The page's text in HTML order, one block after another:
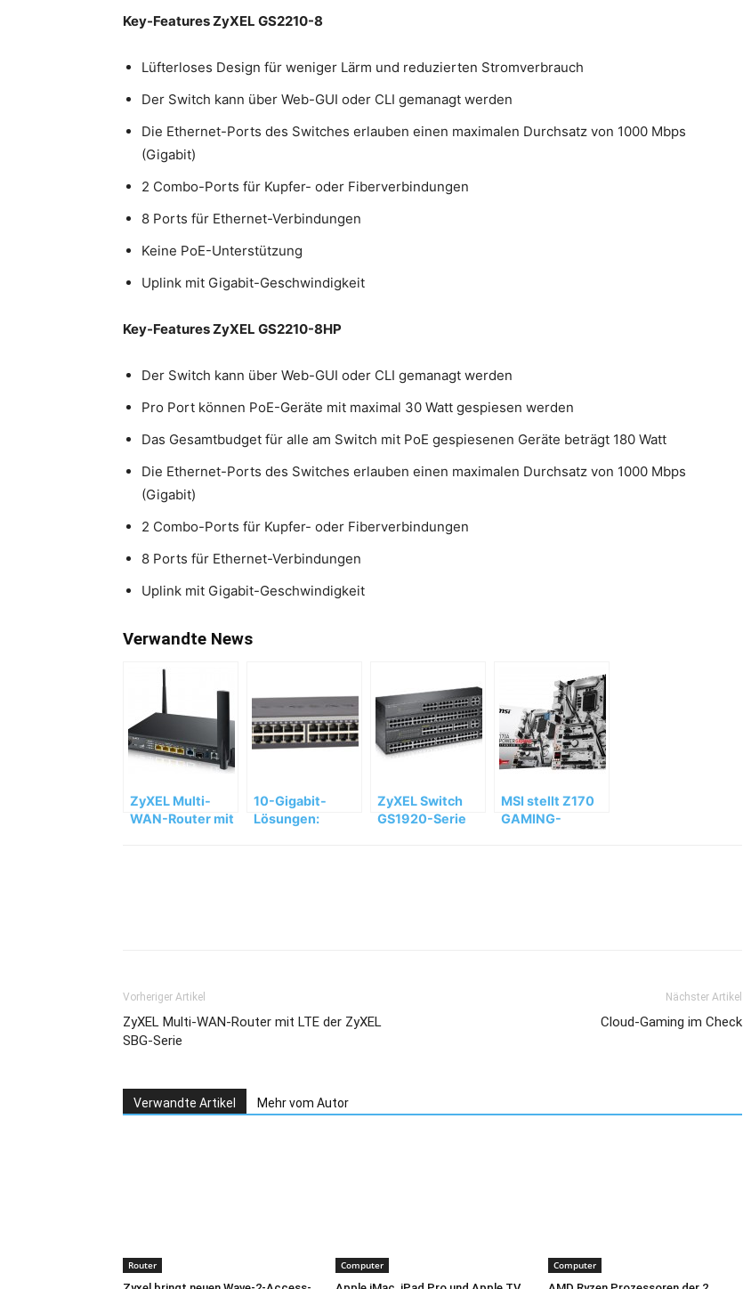
Key-Features ZyXEL GS2210-8
Lüfterloses Design für weniger Lärm und reduzierten Stromverbrauch
Der Switch kann über Web-GUI oder CLI gemanagt werden
Die Ethernet-Ports des Switches erlauben einen maximalen Durchsatz von 1000 Mbps
(Gigabit)
2 Combo-Ports für Kupfer- oder Fiberverbindungen
8 Ports für Ethernet-Verbindungen
Keine PoE-Unterstützung
Uplink mit Gigabit-Geschwindigkeit
Key-Features ZyXEL GS2210-8HP
Der Switch kann über Web-GUI oder CLI gemanagt werden
Pro Port können PoE-Geräte mit maximal 30 Watt gespiesen werden
Das Gesamtbudget für alle am Switch mit PoE gespiesenen Geräte beträgt 180 Watt
Die Ethernet-Ports des Switches erlauben einen maximalen Durchsatz von 1000 Mbps
(Gigabit)
2 Combo-Ports für Kupfer- oder Fiberverbindungen
8 Ports für Ethernet-Verbindungen
Uplink mit Gigabit-Geschwindigkeit
Verwandte News
ZyXEL Multi-
WAN-Router mit
10-Gigabit-
Lösungen:
ZyXEL Switch
GS1920-Serie
MSI stellt Z170
GAMING-
Vorheriger Artikel
ZyXEL Multi-WAN-Router mit LTE der ZyXEL
SBG-Serie
Nächster Artikel
Cloud-Gaming im Check
Verwandte Artikel Mehr vom Autor
Router Computer Computer